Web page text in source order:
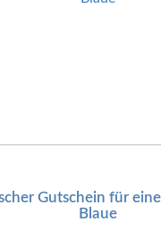
Gutschein für
Blaue